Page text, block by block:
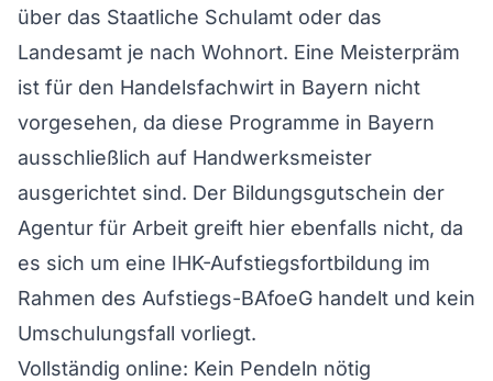
über das Staatliche Schulamt oder das
Landesamt je nach Wohnort. Eine Meisterpräm
ist für den Handelsfachwirt in Bayern nicht
vorgesehen, da diese Programme in Bayern
ausschließlich auf Handwerksmeister
ausgerichtet sind. Der Bildungsgutschein der
Agentur für Arbeit greift hier ebenfalls nicht, da
es sich um eine IHK-Aufstiegsfortbildung im
Rahmen des Aufstiegs-BAfoeG handelt und kein
Umschulungsfall vorliegt.
Vollständig online: Kein Pendeln nötig